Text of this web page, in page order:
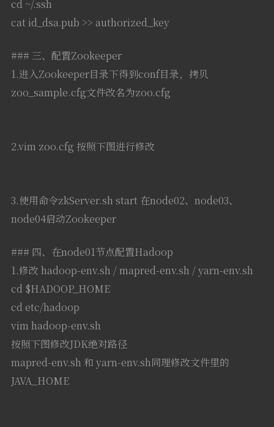
cd ~/.ssh
cat id_dsa.pub >> authorized_key
### 三、配置Zookeeper
1.进入Zookeeper目录下得到conf目录，拷贝
zoo_sample.cfg文件改名为zoo.cfg
2.vim zoo.cfg 按照下图进行修改
3.使用命令zkServer.sh start 在node02、node03、
node04启动Zookeeper
### 四、在node01节点配置Hadoop
1.修改 hadoop-env.sh / mapred-env.sh / yarn-env.sh
cd $HADOOP_HOME
cd etc/hadoop
vim hadoop-env.sh
按照下图修改JDK绝对路径
mapred-env.sh 和 yarn-env.sh同理修改文件里的
JAVA_HOME